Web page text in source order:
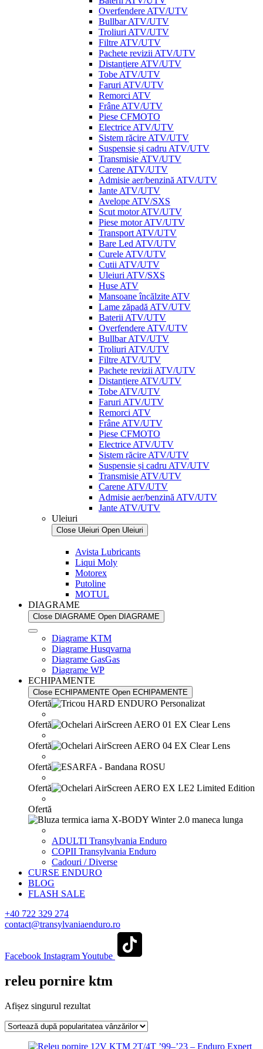
Overfendere ATV/UTV
Bullbar ATV/UTV
Troliuri ATV/UTV
Filtre ATV/UTV
Pachete revizii ATV/UTV
Distanțiere ATV/UTV
Tobe ATV/UTV
Faruri ATV/UTV
Remorci ATV
Frâne ATV/UTV
Piese CFMOTO
Electrice ATV/UTV
Sistem răcire ATV/UTV
Suspensie și cadru ATV/UTV
Transmisie ATV/UTV
Carene ATV/UTV
Admisie aer/benzină ATV/UTV
Jante ATV/UTV
Avelope ATV/SXS
Scut motor ATV/UTV
Piese motor ATV/UTV
Transport ATV/UTV
Bare Led ATV/UTV
Curele ATV/UTV
Cutii ATV/UTV
Uleiuri ATV/SXS
Huse ATV
Mansoane încălzite ATV
Lame zăpadă ATV/UTV
Baterii ATV/UTV
Overfendere ATV/UTV
Bullbar ATV/UTV
Troliuri ATV/UTV
Filtre ATV/UTV
Pachete revizii ATV/UTV
Distanțiere ATV/UTV
Tobe ATV/UTV
Faruri ATV/UTV
Remorci ATV
Frâne ATV/UTV
Piese CFMOTO
Electrice ATV/UTV
Sistem răcire ATV/UTV
Suspensie și cadru ATV/UTV
Transmisie ATV/UTV
Carene ATV/UTV
Admisie aer/benzină ATV/UTV
Jante ATV/UTV
Uleiuri
Close Uleiuri Open Uleiuri
Avista Lubricants
Liqui Moly
Motorex
Putoline
MOTUL
DIAGRAME
Close DIAGRAME Open DIAGRAME
Diagrame KTM
Diagrame Husqvarna
Diagrame GasGas
Diagrame WP
ECHIPAMENTE
Close ECHIPAMENTE Open ECHIPAMENTE
Ofertă
Ofertă
Ofertă
Ofertă
Ofertă
Ofertă
ADULTI Transylvania Enduro
COPII Transylvania Enduro
Cadouri / Diverse
CURSE ENDURO
BLOG
FLASH SALE
+40 722 329 274
contact@transylvaniaenduro.ro
Facebook InstagramYoutube
releu pornire ktm
Afișez singurul rezultat